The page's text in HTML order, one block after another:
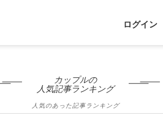
ログイン
カップルの
人気記事ランキング
人気のあった記事ランキング